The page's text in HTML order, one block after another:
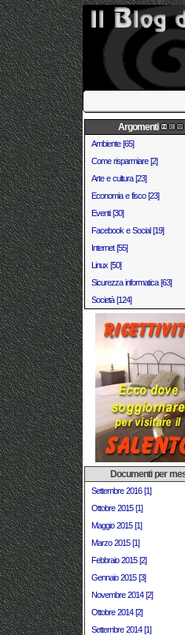
Argomenti
Ambiente [65]
Come risparmiare [2]
Arte e cultura [23]
Economia e fisco [23]
Eventi [30]
Facebook e Social [19]
Internet [55]
Linux [50]
Sicurezza informatica [63]
Società [124]
Documenti per
Settembre 2016 [1]
Ottobre 2015 [1]
Maggio 2015 [1]
Marzo 2015 [1]
Febbraio 2015 [2]
Gennaio 2015 [3]
Novembre 2014 [2]
Ottobre 2014 [2]
Settembre 2014 [1]